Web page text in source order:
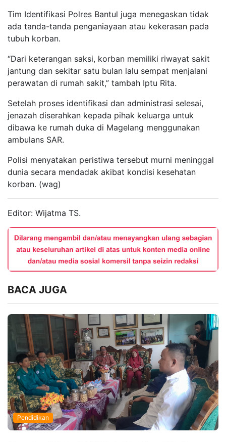
Tim Identifikasi Polres Bantul juga menegaskan tidak
ada tanda-tanda penganiayaan atau kekerasan pada
tubuh korban.
“Dari keterangan saksi, korban memiliki riwayat sakit
jantung dan sekitar satu bulan lalu sempat menjalani
perawatan di rumah sakit,” tambah Iptu Rita.
Setelah proses identifikasi dan administrasi selesai,
jenazah diserahkan kepada pihak keluarga untuk
dibawa ke rumah duka di Magelang menggunakan
ambulans SAR.
Polisi menyatakan peristiwa tersebut murni meninggal
dunia secara mendadak akibat kondisi kesehatan
korban. (wag)
Editor: Wijatma TS.
BACA JUGA
Pendidikan